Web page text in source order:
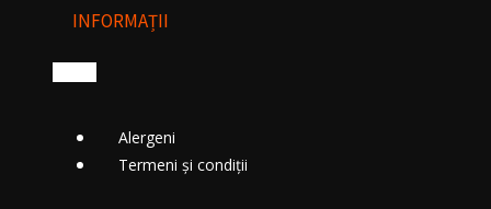
INFORMAȚII
Alergeni
Termeni și condiții